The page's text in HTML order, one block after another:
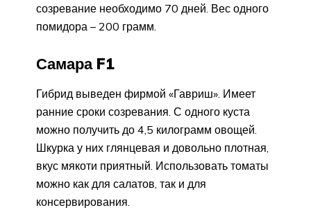
созревание необходимо 70 дней. Вес одного
помидора – 200 грамм.
Самара F1
Гибрид выведен фирмой «Гавриш». Имеет
ранние сроки созревания. С одного куста
можно получить до 4,5 килограмм овощей.
Шкурка у них глянцевая и довольно плотная,
вкус мякоти приятный. Использовать томаты
можно как для салатов, так и для
консервирования.